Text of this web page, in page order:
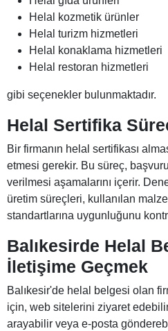
Helal kozmetik ürünler
Helal turizm hizmetleri
Helal konaklama hizmetleri
Helal restoran hizmetleri
gibi seçenekler bulunmaktadır.
Helal Sertifika
Bir firmanın helal sertifikası
etmesi gerekir. Bu süreç,
verilmesi aşamalarını içerir.
üretim süreçleri, kullanılan
standartlarına uygunluğunu
Balıkesirde Helal
İletişime Geçmek
Balıkesir'de helal belgesi olan
için, web sitelerini ziyaret
arayabilir veya e-posta